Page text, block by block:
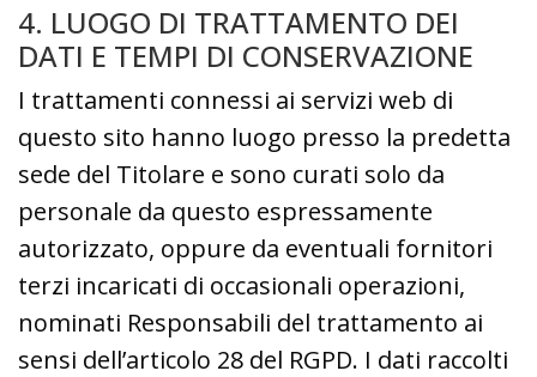
4. LUOGO DI TRATTAMENTO DEI
DATI E TEMPI DI CONSERVAZIONE
I trattamenti connessi ai servizi web di
questo sito hanno luogo presso la predetta
sede del Titolare e sono curati solo da
personale da questo espressamente
autorizzato, oppure da eventuali fornitori
terzi incaricati di occasionali operazioni,
nominati Responsabili del trattamento ai
sensi dell’articolo 28 del RGPD. I dati raccolti